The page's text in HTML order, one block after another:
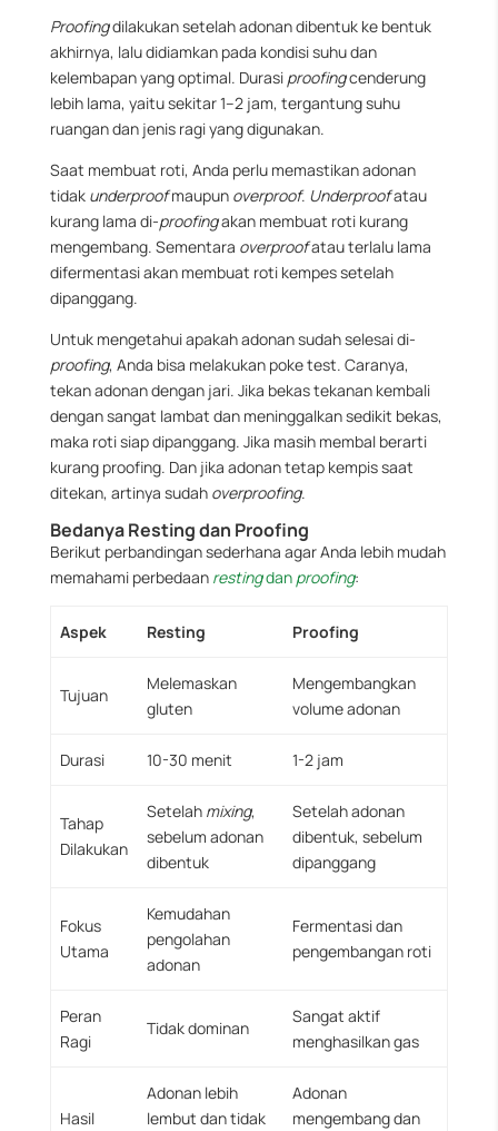
Proofingdilakukan setelah adonan dibentuk ke bentuk
akhirnya, lalu didiamkan pada kondisi suhu dan
kelembapan yang optimal. Durasi proofingcenderung
lebih lama, yaitu sekitar 1–2 jam, tergantung suhu
ruangan dan jenis ragi yang digunakan.
Saat membuat roti, Anda perlu memastikan adonan
tidak underproofmaupun overproof. Underproofatau
kurang lama di-proofingakan membuat roti kurang
mengembang. Sementara overproofatau terlalu lama
difermentasi akan membuat roti kempes setelah
dipanggang.
Untuk mengetahui apakah adonan sudah selesai di-
proofing, Anda bisa melakukan poke test. Caranya,
tekan adonan dengan jari. Jika bekas tekanan kembali
dengan sangat lambat dan meninggalkan sedikit bekas,
maka roti siap dipanggang. Jika masih membal berarti
kurang proofing. Dan jika adonan tetap kempis saat
ditekan, artinya sudah overproofing.
Bedanya Resting dan Proofing
Berikut perbandingan sederhana agar Anda lebih mudah
memahami perbedaan restingdan proofing:
Aspek Resting Proofing
Tujuan
Melemaskan
gluten
Mengembangkan
volume adonan
Durasi 10-30 menit 1-2 jam
Tahap
Dilakukan
Setelah mixing,
sebelum adonan
dibentuk
Setelah adonan
dibentuk, sebelum
dipanggang
Fokus
Utama
Kemudahan
pengolahan
adonan
Fermentasi dan
pengembangan roti
Peran
Ragi
Tidak dominan
Sangat aktif
menghasilkan gas
Hasil
Adonan lebih
lembut dan tidak
Adonan
mengembang dan